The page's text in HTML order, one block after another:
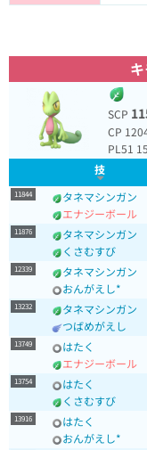
SCP
CP
PL51
技
11844
タネマシンガン
エナジーボール
11876
タネマシンガン
くさむすび
12339
タネマシンガン
おんがえし*
13232
タネマシンガン
つばめがえし
13749
はたく
エナジーボール
13754
はたく
くさむすび
13916
はたく
おんがえし*